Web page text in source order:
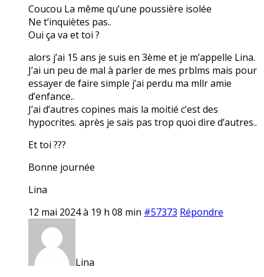
Coucou La même qu’une poussière isolée
Ne t’inquiètes pas..
Oui ça va et toi ?
alors j’ai 15 ans je suis en 3ème et je m’appelle Lina.
J’ai un peu de mal à parler de mes prblms mais pour
essayer de faire simple j’ai perdu ma mllr amie
d’enfance..
J’ai d’autres copines mais la moitié c’est des
hypocrites. après je sais pas trop quoi dire d’autres..
Et toi ???
Bonne journée
Lina
12 mai 2024 à 19 h 08 min #57373 Répondre
Lina